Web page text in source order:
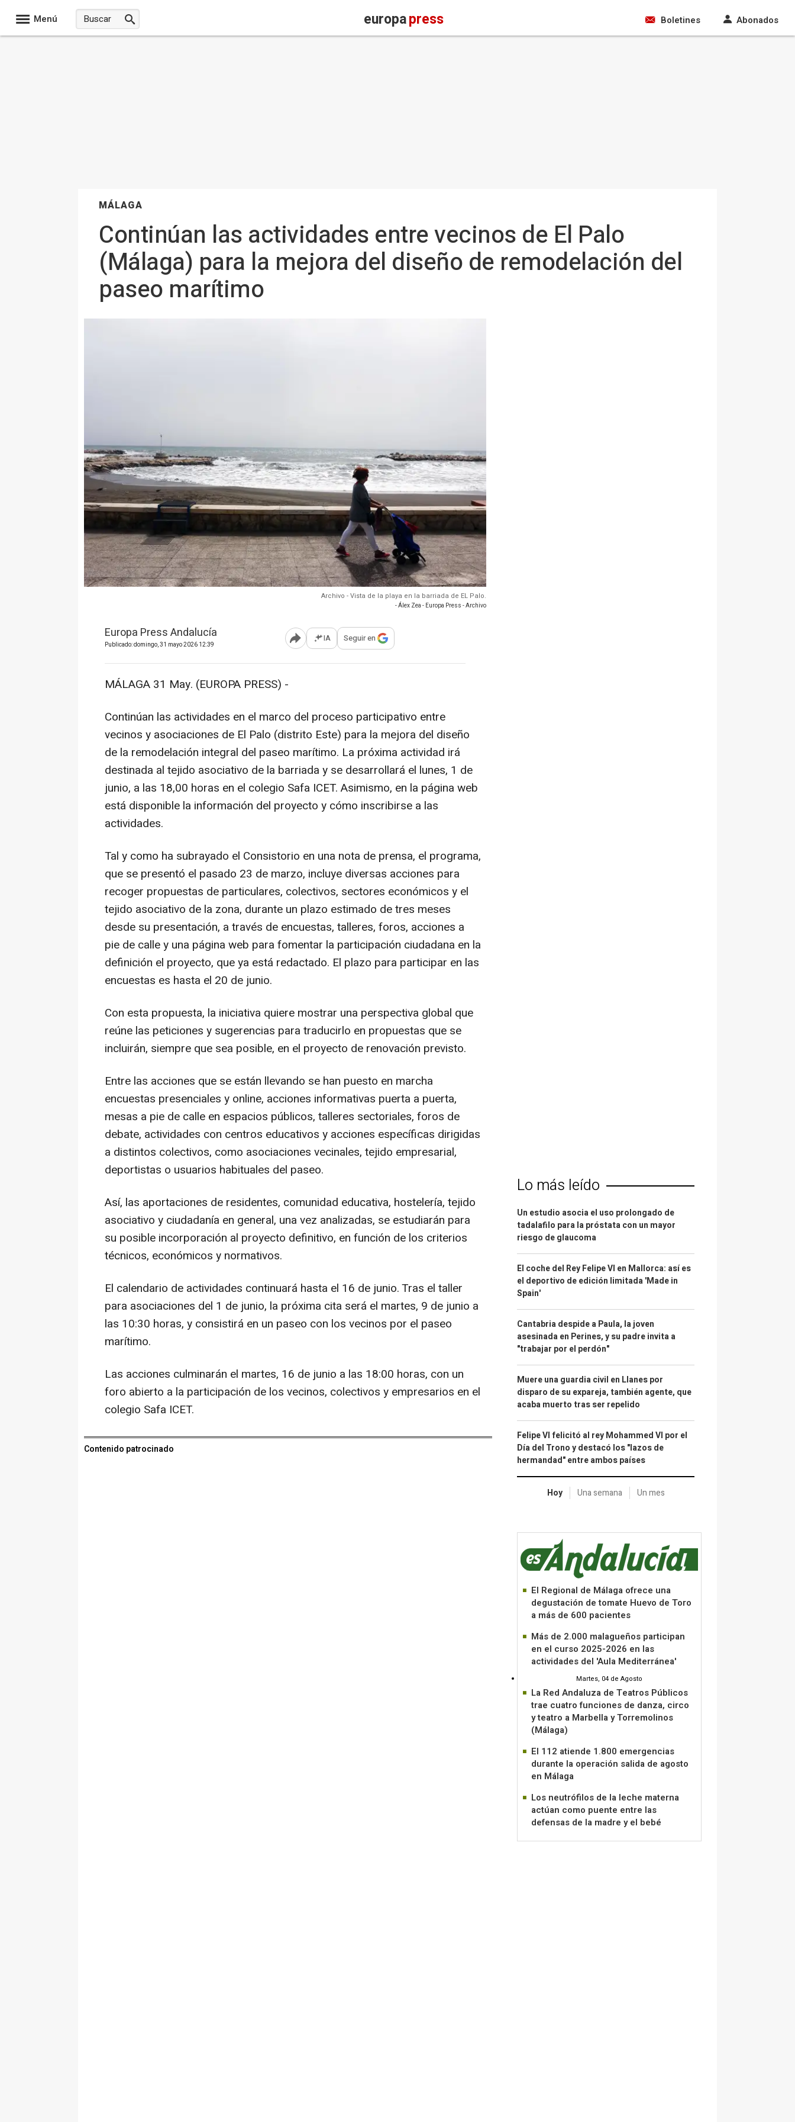
Menú europapress Boletines Abonados
MÁLAGA
Continúan las actividades entre vecinos de El Palo
(Málaga) para la mejora del diseño de remodelación del
paseo marítimo
Archivo - Vista de la playa en la barriada de EL Palo.
- Álex Zea - Europa Press - Archivo
Europa Press Andalucía
Publicado: domingo, 31 mayo 2026 12:39 Abrir opciones para compartir
IA Seguir en
MÁLAGA 31 May. (EUROPA PRESS) -
Continúan las actividades en el marco del proceso participativo entre
vecinos y asociaciones de El Palo (distrito Este) para la mejora del diseño
de la remodelación integral del paseo marítimo. La próxima actividad irá
destinada al tejido asociativo de la barriada y se desarrollará el lunes, 1 de
junio, a las 18,00 horas en el colegio Safa ICET. Asimismo, en la página web
está disponible la información del proyecto y cómo inscribirse a las
actividades.
Tal y como ha subrayado el Consistorio en una nota de prensa, el programa,
que se presentó el pasado 23 de marzo, incluye diversas acciones para
recoger propuestas de particulares, colectivos, sectores económicos y el
tejido asociativo de la zona, durante un plazo estimado de tres meses
desde su presentación, a través de encuestas, talleres, foros, acciones a
pie de calle y una página web para fomentar la participación ciudadana en la
definición el proyecto, que ya está redactado. El plazo para participar en las
encuestas es hasta el 20 de junio.
Con esta propuesta, la iniciativa quiere mostrar una perspectiva global que
reúne las peticiones y sugerencias para traducirlo en propuestas que se
incluirán, siempre que sea posible, en el proyecto de renovación previsto.
Entre las acciones que se están llevando se han puesto en marcha
encuestas presenciales y online, acciones informativas puerta a puerta,
mesas a pie de calle en espacios públicos, talleres sectoriales, foros de
debate, actividades con centros educativos y acciones específicas dirigidas
a distintos colectivos, como asociaciones vecinales, tejido empresarial,
deportistas o usuarios habituales del paseo.
Así, las aportaciones de residentes, comunidad educativa, hostelería, tejido
asociativo y ciudadanía en general, una vez analizadas, se estudiarán para
su posible incorporación al proyecto definitivo, en función de los criterios
técnicos, económicos y normativos.
El calendario de actividades continuará hasta el 16 de junio. Tras el taller
para asociaciones del 1 de junio, la próxima cita será el martes, 9 de junio a
las 10:30 horas, y consistirá en un paseo con los vecinos por el paseo
marítimo.
Las acciones culminarán el martes, 16 de junio a las 18:00 horas, con un
foro abierto a la participación de los vecinos, colectivos y empresarios en el
colegio Safa ICET.
Contenido patrocinado
Lo más leído
Un estudio asocia el uso prolongado de
tadalafilo para la próstata con un mayor
riesgo de glaucoma
El coche del Rey Felipe VI en Mallorca: así es
el deportivo de edición limitada 'Made in
Spain'
Cantabria despide a Paula, la joven
asesinada en Perines, y su padre invita a
"trabajar por el perdón"
Muere una guardia civil en Llanes por
disparo de su expareja, también agente, que
acaba muerto tras ser repelido
Felipe VI felicitó al rey Mohammed VI por el
Día del Trono y destacó los "lazos de
hermandad" entre ambos países
Hoy Una semana Un mes
El Regional de Málaga ofrece una
degustación de tomate Huevo de Toro
a más de 600 pacientes
Más de 2.000 malagueños participan
en el curso 2025-2026 en las
actividades del 'Aula Mediterránea'
Martes, 04 de Agosto
La Red Andaluza de Teatros Públicos
trae cuatro funciones de danza, circo
y teatro a Marbella y Torremolinos
(Málaga)
El 112 atiende 1.800 emergencias
durante la operación salida de agosto
en Málaga
Los neutrófilos de la leche materna
actúan como puente entre las
defensas de la madre y el bebé